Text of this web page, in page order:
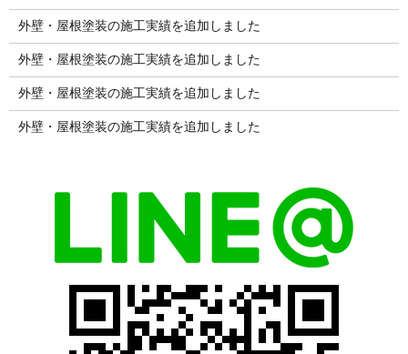
外壁・屋根塗装の施工実績を追加しました
外壁・屋根塗装の施工実績を追加しました
外壁・屋根塗装の施工実績を追加しました
外壁・屋根塗装の施工実績を追加しました